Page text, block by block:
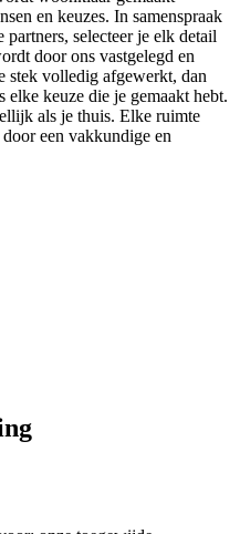
en keuzes. In samenspraak
selecteer je elk detail
door ons vastgelegd en
stek volledig afgewerkt, dan
elke keuze die je gemaakt hebt.
als je thuis. Elke ruimte
een vakkundige en